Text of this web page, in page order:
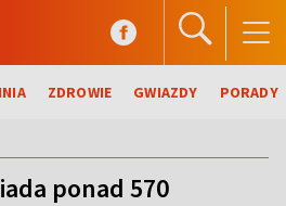
ZDROWIE GWIAZDY PORADY
ponad 570